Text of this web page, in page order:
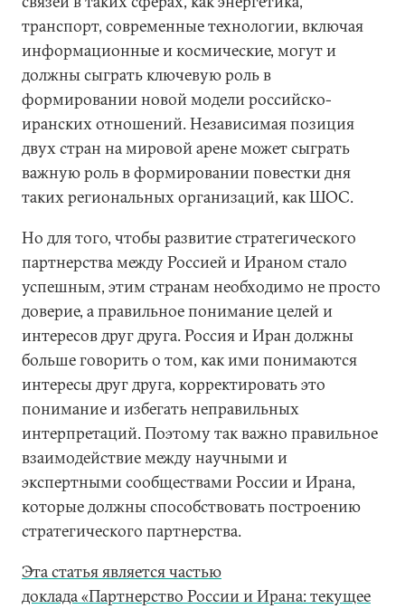
транспорт, современные технологии, включая
информационные и космические, могут и
должны сыграть ключевую роль в
формировании новой модели российско-
иранских отношений. Независимая позиция
двух стран на мировой арене может сыграть
важную роль в формировании повестки дня
таких региональных организаций, как ШОС.
Но для того, чтобы развитие стратегического
партнерства между Россией и Ираном стало
успешным, этим странам необходимо не просто
доверие, а правильное понимание целей и
интересов друг друга. Россия и Иран должны
больше говорить о том, как ими понимаются
интересы друг друга, корректировать это
понимание и избегать неправильных
интерпретаций. Поэтому так важно правильное
взаимодействие между научными и
экспертными сообществами России и Ирана,
которые должны способствовать построению
стратегического партнерства.
Эта статья является частью
доклада «Партнерство России и Ирана: текущее